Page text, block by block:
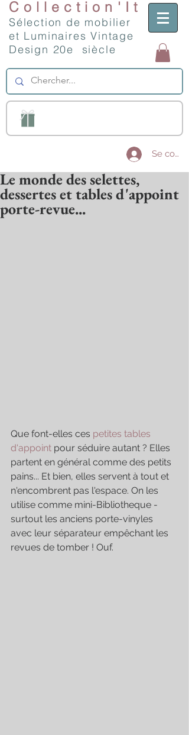
Collection'It
Sélection de mobilier
et Luminaires Vintage
Design 20e siècle
Se
Le monde des selettes,
dessertes et tables d'appoint
porte-revue...
Que font-elles ces petites tables
d'appoint pour séduire autant ? Elles
partent en général comme des petits
pains... Et bien, elles servent à tout et
n'encombrent pas l'espace. On les
utilise comme mini-Bibliotheque -
surtout les anciens porte-vinyles
avec leur séparateur empêchant les
revues de tomber ! Ouf.